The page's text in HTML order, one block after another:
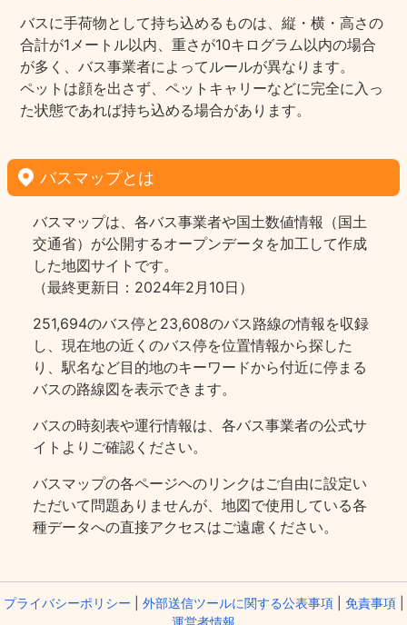
バスに手荷物として持ち込めるものは、縦・横・高さの
合計が1メートル以内、重さが10キログラム以内の場合
が多く、バス事業者によってルールが異なります。
ペットは顔を出さず、ペットキャリーなどに完全に入っ
た状態であれば持ち込める場合があります。
バスマップとは
バスマップは、各バス事業者や国土数値情報（国土
交通省）が公開するオープンデータを加工して作成
した地図サイトです。
（最終更新日：2024年2月10日）
251,694のバス停と23,608のバス路線の情報を収録
し、現在地の近くのバス停を位置情報から探した
り、駅名など目的地のキーワードから付近に停まる
バスの路線図を表示できます。
バスの時刻表や運行情報は、各バス事業者の公式サ
イトよりご確認ください。
バスマップの各ページヘのリンクはご自由に設定い
ただいて問題ありませんが、地図で使用している各
種データへの直接アクセスはご遠慮ください。
プライバシーポリシー 外部送信ツールに関する公表事項| 免責事項|
運営者情報